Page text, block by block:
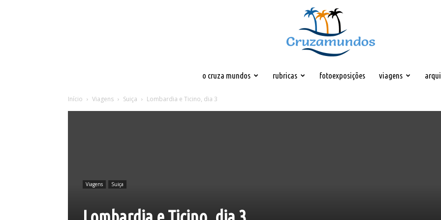
o cruza mundos rubricas fotoexposições viagens
Início Viagens Suiça Lombardia e Ticino, dia 3
Viagens Suiça